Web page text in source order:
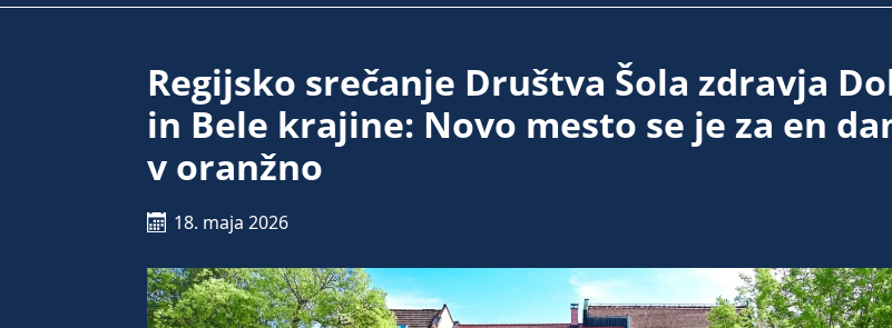
Regijsko srečanje Društva Šola zdravja
in Bele krajine: Novo mesto se je za en
v oranžno
18. maja 2026